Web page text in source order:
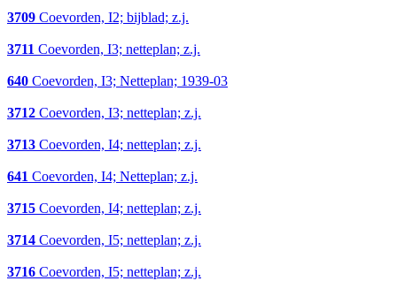
3709 Coevorden, I2; bijblad; z.j.
3711 Coevorden, I3; netteplan; z.j.
640 Coevorden, I3; Netteplan; 1939-03
3712 Coevorden, I3; netteplan; z.j.
3713 Coevorden, I4; netteplan; z.j.
641 Coevorden, I4; Netteplan; z.j.
3715 Coevorden, I4; netteplan; z.j.
3714 Coevorden, I5; netteplan; z.j.
3716 Coevorden, I5; netteplan; z.j.